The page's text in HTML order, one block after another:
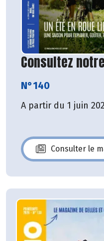
Consultez
N°140
A partir du 1 juin
Consulter le